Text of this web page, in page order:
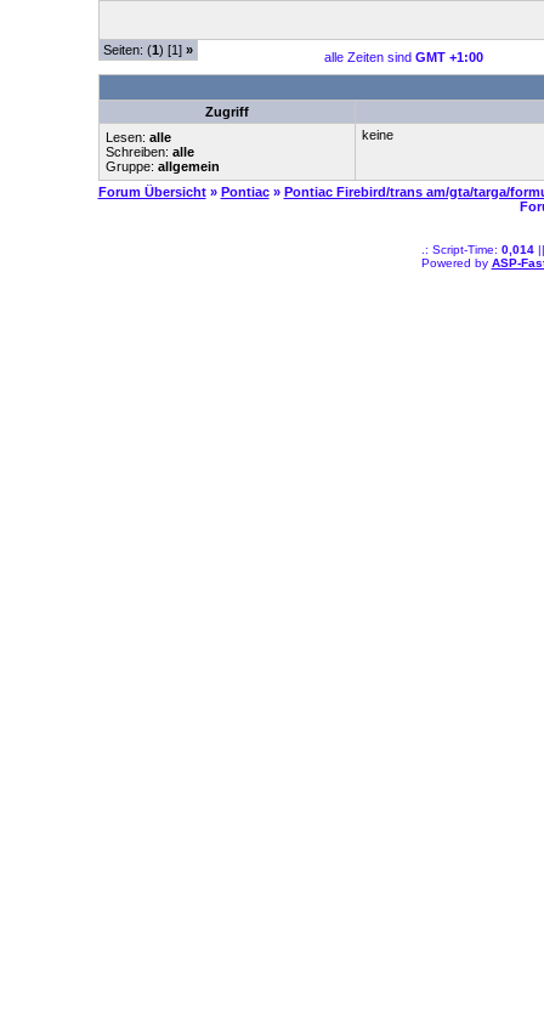
Seiten: (1) [1] » alle Zeiten sind GMT +1:00
Zugriff
Lesen: alle
Schreiben: alle
Gruppe: allgemein
keine
Forum Übersicht » Pontiac » Pontiac Firebird/trans am/gta/targa/
.: Script-Time: 0,014||
Powered by ASP-